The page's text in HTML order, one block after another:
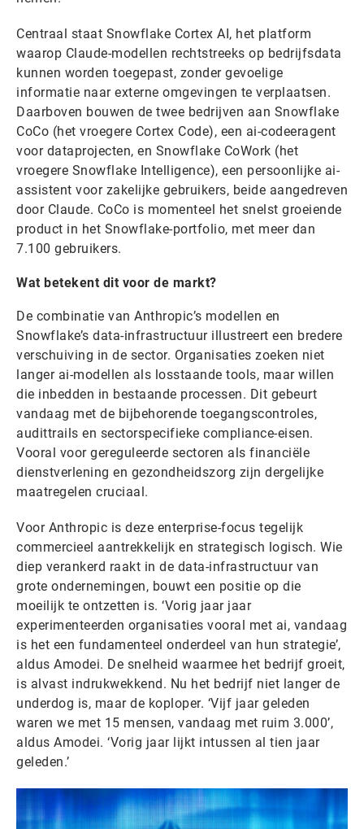
Centraal staat Snowflake Cortex AI, het platform
waarop Claude-modellen rechtstreeks op bedrijfsdata
kunnen worden toegepast, zonder gevoelige
informatie naar externe omgevingen te verplaatsen.
Daarboven bouwen de twee bedrijven aan Snowflake
CoCo (het vroegere Cortex Code), een ai-codeeragent
voor dataprojecten, en Snowflake CoWork (het
vroegere Snowflake Intelligence), een persoonlijke ai-
assistent voor zakelijke gebruikers, beide aangedreven
door Claude. CoCo is momenteel het snelst groeiende
product in het Snowflake-portfolio, met meer dan
7.100 gebruikers.
Wat betekent dit voor de markt?
De combinatie van Anthropic’s modellen en
Snowflake’s data-infrastructuur illustreert een bredere
verschuiving in de sector. Organisaties zoeken niet
langer ai-modellen als losstaande tools, maar willen
die inbedden in bestaande processen. Dit gebeurt
vandaag met de bijbehorende toegangscontroles,
audittrails en sectorspecifieke compliance-eisen.
Vooral voor gereguleerde sectoren als financiële
dienstverlening en gezondheidszorg zijn dergelijke
maatregelen cruciaal.
Voor Anthropic is deze enterprise-focus tegelijk
commercieel aantrekkelijk en strategisch logisch. Wie
diep verankerd raakt in de data-infrastructuur van
grote ondernemingen, bouwt een positie op die
moeilijk te ontzetten is. ‘Vorig jaar jaar
experimenteerden organisaties vooral met ai, vandaag
is het een fundamenteel onderdeel van hun strategie’,
aldus Amodei. De snelheid waarmee het bedrijf groeit,
is alvast indrukwekkend. Nu het bedrijf niet langer de
underdog is, maar de koploper. ‘Vijf jaar geleden
waren we met 15 mensen, vandaag met ruim 3.000’,
aldus Amodei. ‘Vorig jaar lijkt intussen al tien jaar
geleden.’